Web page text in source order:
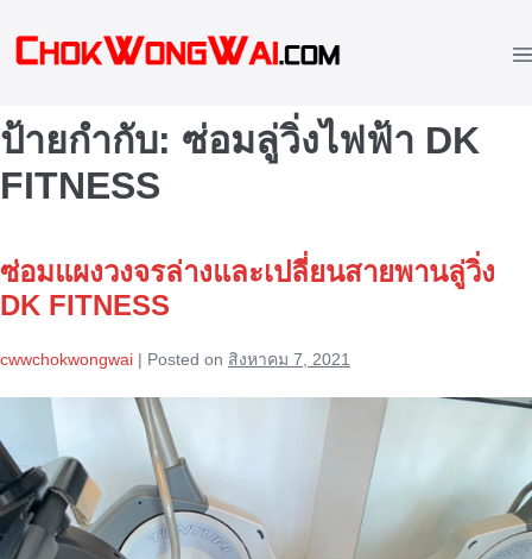
ป้ายกำกับ: ซ่อมลู่วิ่งไฟฟ้า DK
FITNESS
ซ่อมแผงวงจรล่างและเปลี่ยนสายพานลู่วิ่ง
DK FITNESS
cwwchokwongwai | Posted on สิงหาคม 7, 2021
แผง
วงจร
ล่าง
และ